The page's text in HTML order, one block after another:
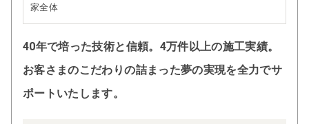
家全体
40年で培った技術と信頼。4万件以上の施工実績。
お客さまのこだわりの詰まった夢の実現を全力でサ
ポートいたします。